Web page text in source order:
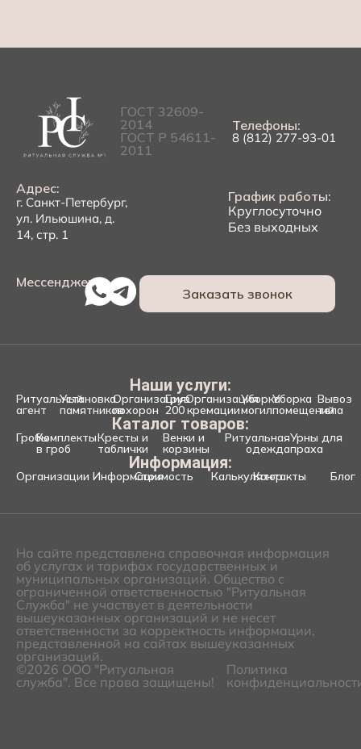
ГОСТ 32609-
2014
ГОСТ Р 54611-
2011
Телефоны:
8 (812) 277-93-01
Адрес:
г. Санкт-Петербург,
ул. Ильюшина, д.
14, стр. 1
График работы:
Круглосуточно
Без выходных
Мессенджеры:
Заказать звонок
Наши услуги:
Ритуальный
агент
Установка
памятников
Организация
похорон
Груз
200
Организация
кремации
Уборка
могил
Уборка
помещений
Вывоз
тела
Каталог товаров:
ГробыКомплекты
в гроб
Кресты и
таблички
Венки и
корзины
Ритуальная
одежда
Урны для
праха
Информация:
Организации ИнформацияСтоимость Калькулятор
Контакты Блог
На сайте представлена справочная информация
об услугах и тарифах государственных и
муниципальных организаций. Общество с
ограниченной ответственностью "Ритуальная
Служба" не участвует в деятельности
вышеуказанных организаций и не несет
ответственности за корректность информации,
представленной на сайтах вышеуказанных
организаций.
©2026 ООО "Ритуальная
служба". Все права защищены!
Политика